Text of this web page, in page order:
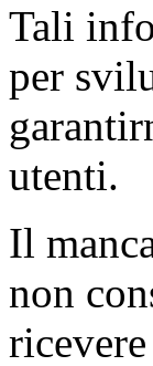
Tali
per
utenti.
Il
non